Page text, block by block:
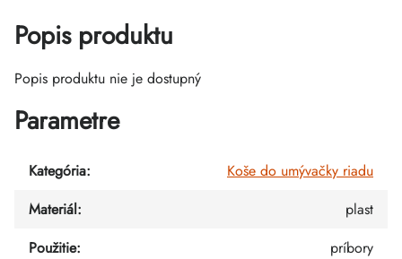
Popis produktu
Popis produktu nie je dostupný
Parametre
Kategória:
Koše do umývačky riadu
Materiál:
plast
Použitie:
príbory